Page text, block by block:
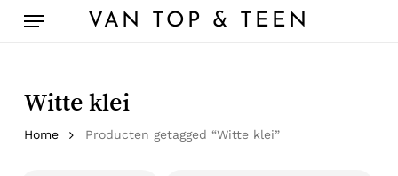
VAN TOP & TEEN
Menu
Witte klei
Home Producten getagged “Witte klei”